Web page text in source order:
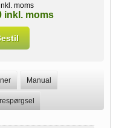
moms
inkl. moms
Manual